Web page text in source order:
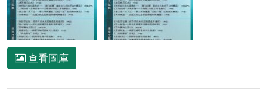
查看圖庫